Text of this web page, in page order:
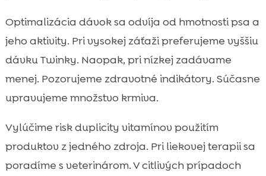
Optimalizácia dávok sa odvíja od hmotnosti psa a
jeho aktivity. Pri vysokej záťaži preferujeme vyššiu
dávku Twinky. Naopak, pri nízkej zadávame
menej. Pozorujeme zdravotné indikátory. Súčasne
upravujeme množstvo krmiva.
Vylúčime risk duplicity vitamínov použitím
produktov z jedného zdroja. Pri liekovej terapii sa
poradíme s veterinárom. V citlivých prípadoch